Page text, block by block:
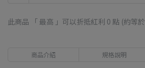
此商品 「 最高 」可以折抵紅利 0 點 (約等於
商品介紹 規格說明